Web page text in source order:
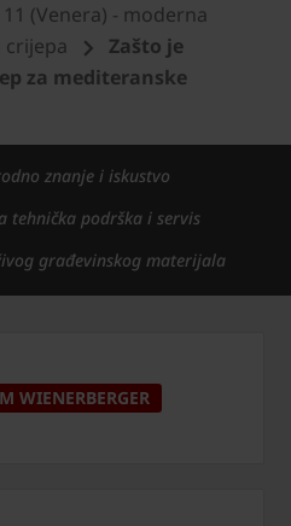
11 (Venera) - moderna
Zašto je
za mediteranske
znanje i iskustvo
tehnička podrška i servis
građevinskog materijala
WIENERBERGER